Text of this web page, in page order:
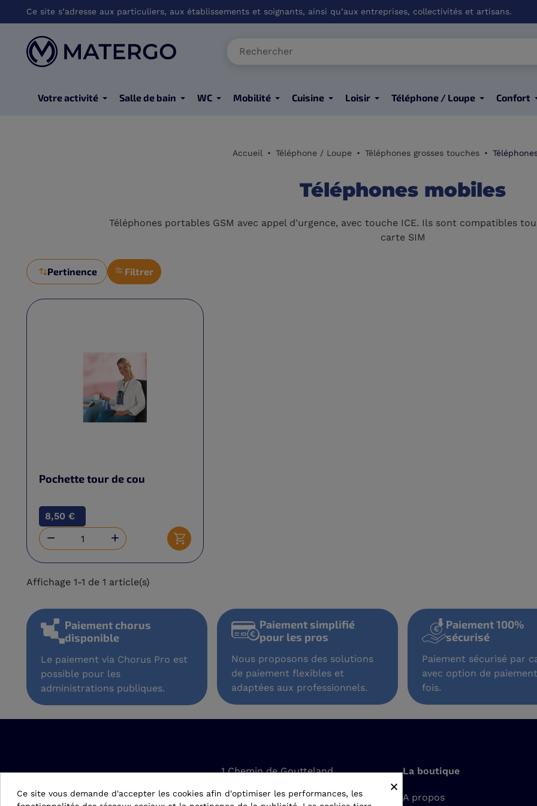
Ce site s’adresse aux particuliers, aux établissements et soignants, ainsi qu’aux entreprises, collectivités et artisans.
Votre activité Salle de bain WC Mobilité Cuisine Loisir Téléphone / Loupe Confort
Accueil Téléphone / Loupe Téléphones grosses touches
Téléphones mobiles
Téléphones portables GSM avec appel d'urgence, avec touche ICE. Ils sont compatibles
carte SIM
Pertinence Filtrer
Pochette tour de cou
8,50 €
 
Ajouter au panier
Affichage 1-1 de 1 article(s)
Paiement chorus
disponible
Le paiement via Chorus Pro est
possible pour les
administrations publiques.
Paiement simplifié
pour les pros
Nous proposons des solutions
de paiement flexibles et
adaptées aux professionnels.
Paiement 100%
sécurisé
Paiement sécurisé par
avec option de
fois.
1 Chemin de Goutteland
La boutique
A propos
×
Ce site vous demande d'accepter les cookies afin d'optimiser les performances, les